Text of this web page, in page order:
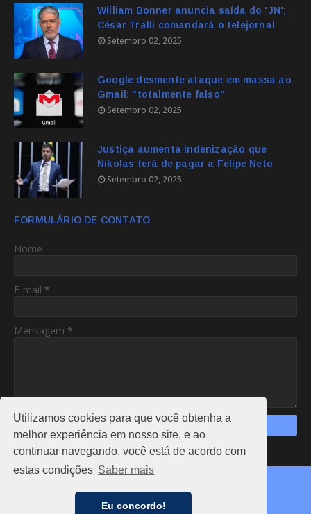
Utilizamos cookies para que você obtenha a
melhor experiência em nosso site, e ao
continuar navegando, você está de acordo com
estas condições Saber mais
Eu concordo!
William Bonner anuncia saída do 'JN';
César Tralli comandará o telejornal
Setembro 02, 2025
Google desmente ataque em massa ao
Gmail: "totalmente falso"
Setembro 02, 2025
Justiça aumenta indenização que
Nikolas terá de pagar a Felipe Neto
Setembro 02, 2025
FORMULÁRIO DE CONTATO
Nome
E-mail *
Mensagem *
https://www.am24hs.com/
NOTÍCIAS FALE CONOSCO